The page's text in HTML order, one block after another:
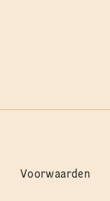
Voorwaarden